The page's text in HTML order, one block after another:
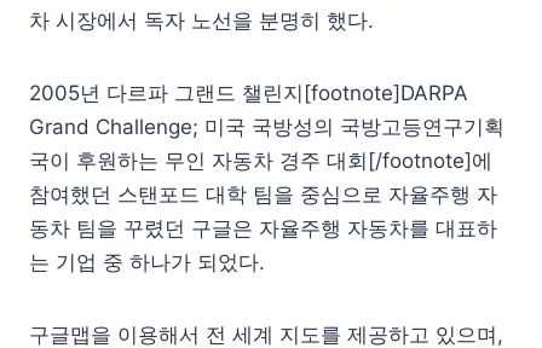
차 시장에서 독자 노선을 분명히 했다.
2005년 다르파 그랜드 챌린지[footnote]DARPA
Grand Challenge; 미국 국방성의 국방고등연구기획
국이 후원하는 무인 자동차 경주 대회[/footnote]에
참여했던 스탠포드 대학 팀을 중심으로 자율주행 자
동차 팀을 꾸렸던 구글은 자율주행 자동차를 대표하
는 기업 중 하나가 되었다.
구글맵을 이용해서 전 세계 지도를 제공하고 있으며,